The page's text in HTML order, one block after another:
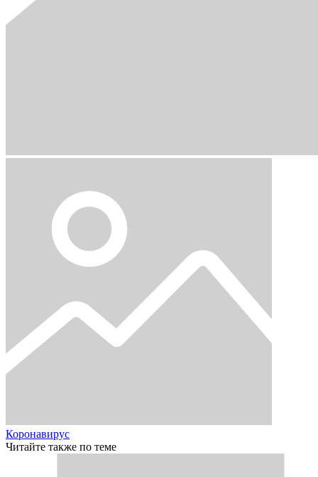
Коронавирус
Читайте также по теме